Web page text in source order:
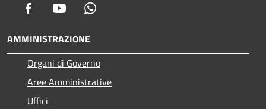
Facebook Youtube
AMMINISTRAZIONE
Organi di Governo
Aree Amministrative
Uffici